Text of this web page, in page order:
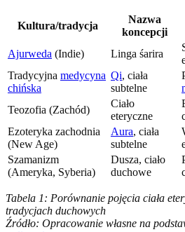
Kultura/tradycja
Nazwa
koncepcji
Ajurweda (Indie) Linga śarira
Tradycyjna medycyna
chińska
Qi, ciała
subtelne
Teozofia (Zachód)
Ciało
eteryczne
Ezoteryka zachodnia
(New Age)
Aura, ciała
subtelne
Szamanizm
(Ameryka, Syberia)
Dusza, ciało
duchowe
Tabela 1: Porównanie pojęcia ciała
tradycjach duchowych
Źródło: Opracowanie własne na